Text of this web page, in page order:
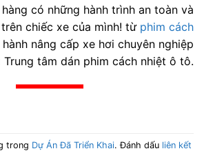
có những hành trình an toàn và
chiếc xe của mình! từ phim cách
nâng cấp xe hơi chuyên nghiệp
Trung tâm dán phim cách nhiệt ô tô.
trong Dự Án Đã Triển Khai. Đánh dấu liên kết